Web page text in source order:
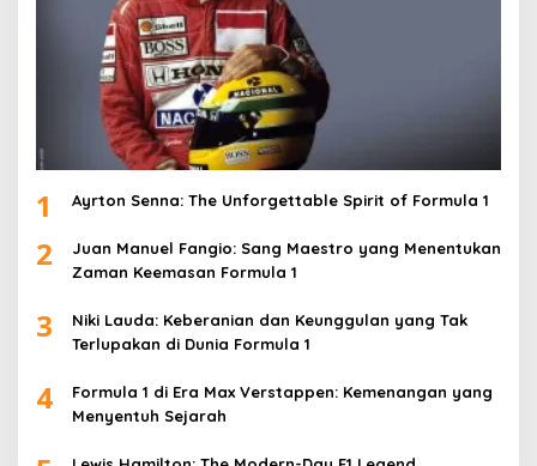
1 Ayrton Senna: The Unforgettable Spirit of Formula 1
2
Juan Manuel Fangio: Sang Maestro yang Menentukan
Zaman Keemasan Formula 1
3
Niki Lauda: Keberanian dan Keunggulan yang Tak
Terlupakan di Dunia Formula 1
4
Formula 1 di Era Max Verstappen: Kemenangan yang
Menyentuh Sejarah